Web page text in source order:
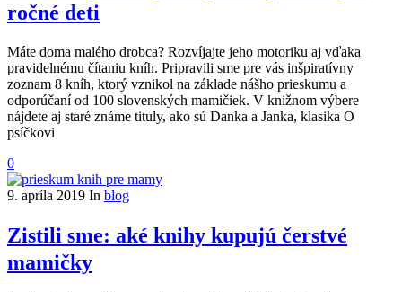
ročné deti
Máte doma malého drobca? Rozvíjajte jeho motoriku aj vďaka
pravidelnému čítaniu kníh. Pripravili sme pre vás inšpiratívny
zoznam 8 kníh, ktorý vznikol na základe nášho prieskumu a
odporúčaní od 100 slovenských mamičiek. V knižnom výbere
nájdete aj staré známe tituly, ako sú Danka a Janka, klasika O
psíčkovi
0
9. apríla 2019 In blog
Zistili sme: aké knihy kupujú čerstvé
mamičky